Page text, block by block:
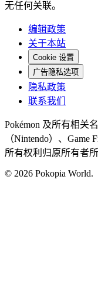
无任何关联。
编辑政策
关于本站
Cookie 设置
广告隐私选项
隐私政策
联系我们
Pokémon 及所有相关
（Nintendo）、Game
所有权利归原所有者所
© 2026 Pokopia World.